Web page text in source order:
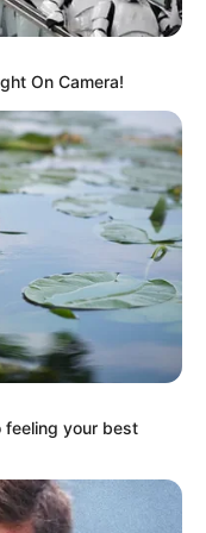
On Camera!
feeling your best